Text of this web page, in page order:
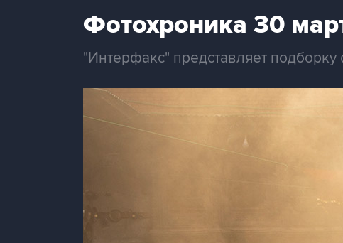
Фотохроника 30
"Интерфакс" представляет